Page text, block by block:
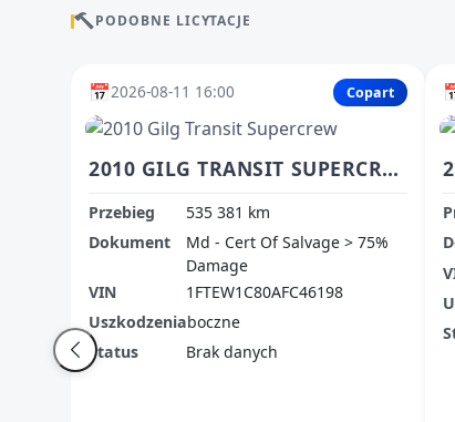
PODOBNE LICYTACJE
📅2026-08-11 16:00 Copart
2010 GILG TRANSIT SUPERCREW
Przebieg
535 381 km
Dokument
Md - Cert Of Salvage > 75%
Damage
VIN
1FTEW1C80AFC46198
Uszkodzeniaboczne
Status
Brak danych